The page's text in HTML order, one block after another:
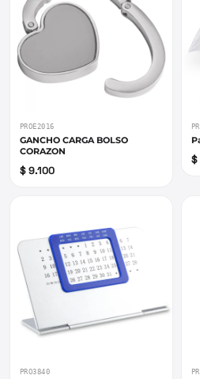
PROE2016
GANCHO CARGA BOLSO
CORAZON
$ 9.100
$
PRO3840